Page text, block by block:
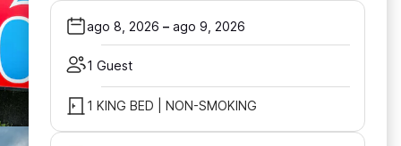
ago 8, 2026 – ago 9, 2026
1 Guest
1 KING BED | NON-SMOKING